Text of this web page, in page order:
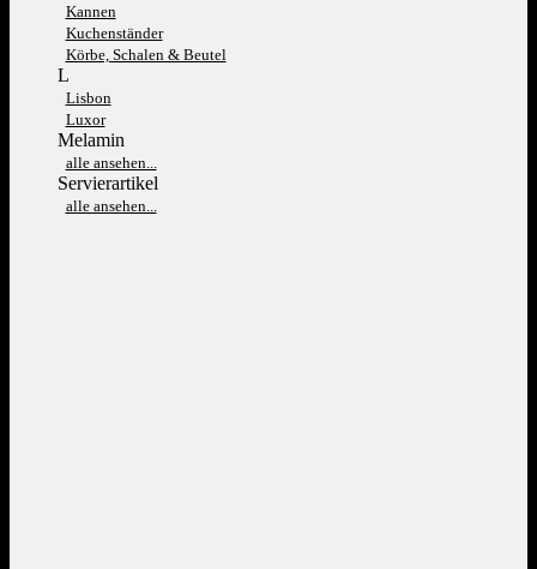
Kannen
Kuchenständer
Körbe, Schalen & Beutel
L
Lisbon
Luxor
Melamin
alle ansehen...
Servierartikel
alle ansehen...